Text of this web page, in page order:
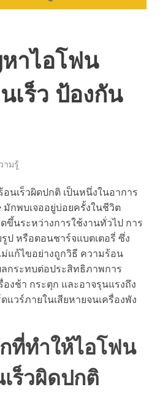
าไอโฟน
เร็ว ป้องกัน
ามรู้
นเร็วผิดปกติ เป็นหนึ่งในอาการ
มักพบเจออยู่บ่อยครั้งในชีวิต
ขึ้นระหว่างการใช้งานทั่วไป การ
ป หรือตอนชาร์จแบตเตอรี่ ซึ่ง
แก้ไขอย่างถูกวิธี ความร้อน
ลกระทบต่อประสิทธิภาพการ
งช้า กระตุก และอาจรุนแรงถึง
วร์ภายในเสียหายจนเครื่องพัง
ที่ทำให้ไอโฟน
เร็วผิดปกติ